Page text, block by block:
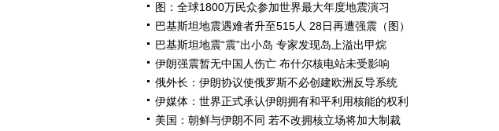
图：全球1800万民众参加世界最大年度地震演习
巴基斯坦地震遇难者升至515人 28日再遭强震（图）
巴基斯坦地震“震”出小岛 专家发现岛上溢出甲烷
伊朗强震暂无中国人伤亡 布什尔核电站未受影响
俄外长：伊朗协议使俄罗斯不必创建欧洲反导系统
伊媒体：世界正式承认伊朗拥有和平利用核能的权利
美国：朝鲜与伊朗不同 若不改拥核立场将加大制裁